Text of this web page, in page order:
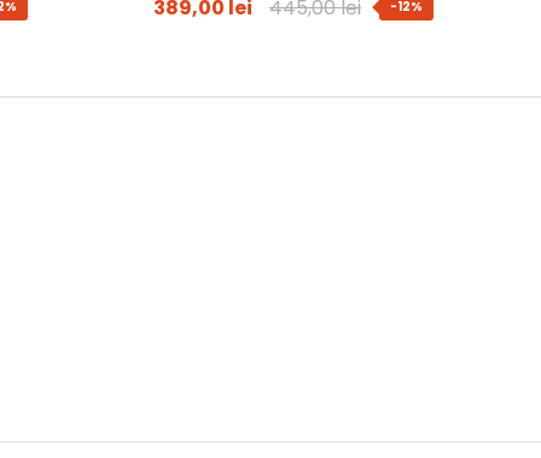
Cheie, Garnituri, Sarcina 90 Kg
389,00 lei 445,00 lei -12%